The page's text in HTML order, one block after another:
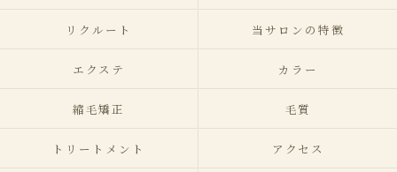
リクルート 当サロンの特徴
エクステ カラー
縮毛矯正 毛質
トリートメント アクセス